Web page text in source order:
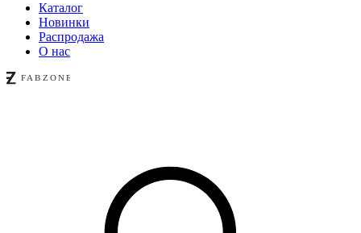
Каталог
Новинки
Распродажа
О нас